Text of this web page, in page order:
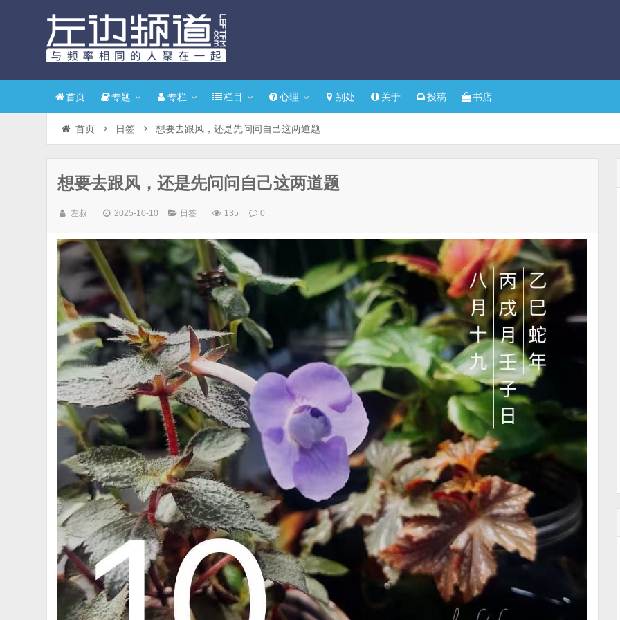
首页 专题 专栏 栏目 心理 别处 关于 投稿 书店
首页 日签 想要去跟风，还是先问问自己这两道题
想要去跟风，还是先问问自己这两道题
左叔 2025-10-10 日签 135 0